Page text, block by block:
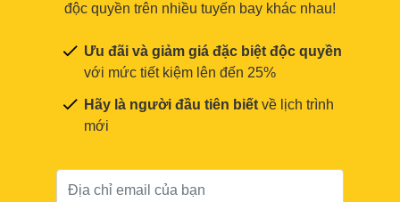
độc quyền trên nhiều tuyến bay khác nhau!
Ưu đãi và giảm giá đặc biệt độc quyền
với mức tiết kiệm lên đến 25%
Hãy là người đầu tiên biết về lịch trình
mới